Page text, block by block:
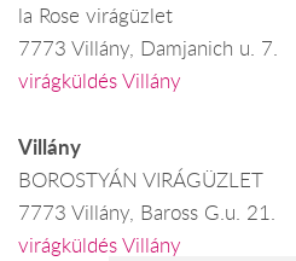
la Rose virágüzlet
7773 Villány, Damjanich u. 7.
virágküldés Villány
Villány
BOROSTYÁN VIRÁGÜZLET
7773 Villány, Baross G.u. 21.
virágküldés Villány